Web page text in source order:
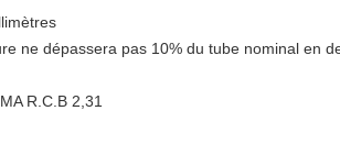
ne dépassera pas 10% du tube nominal en
R.C.B 2,31